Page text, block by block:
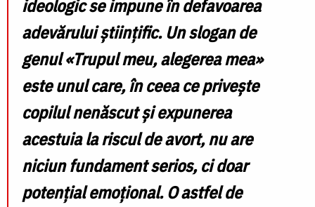
ideologic se impune în defavoarea
adevărului științific. Un slogan de
genul «Trupul meu, alegerea mea»
este unul care, în ceea ce privește
copilul nenăscut și expunerea
acestuia la riscul de avort, nu are
niciun fundament serios, ci doar
potențial emoțional. O astfel de